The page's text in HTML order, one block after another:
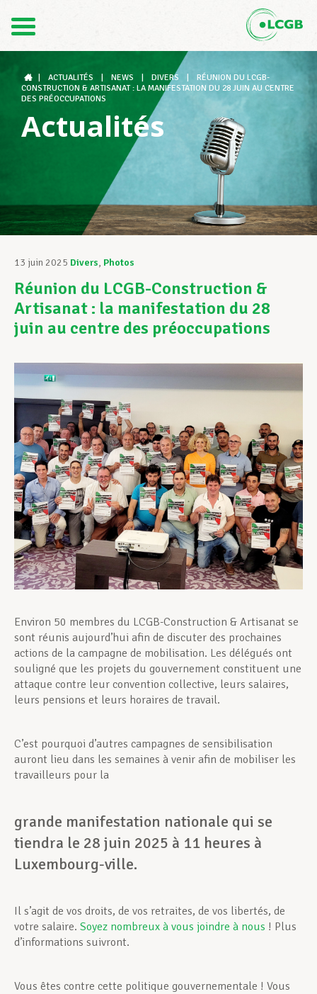
DE
Le LCGB
Structures syndicales
Assistance au Travail
Vos droits
Développement professionnel
Devenir Membre
Actualités
ACTUALITÉS NEWS DIVERS
RÉUNION DU LCGB-
CONSTRUCTION & ARTISANAT : LA MANIFESTATION DU 28 JUIN AU CENTRE
DES PRÉOCCUPATIONS
Actualités
13 juin 2025 Divers, Photos
Réunion du LCGB-Construction &
Artisanat : la manifestation du 28
juin au centre des préoccupations
Environ 50 membres du LCGB-Construction & Artisanat se
sont réunis aujourd’hui afin de discuter des prochaines
actions de la campagne de mobilisation. Les délégués ont
souligné que les projets du gouvernement constituent une
attaque contre leur convention collective, leurs salaires,
leurs pensions et leurs horaires de travail.
C’est pourquoi d’autres campagnes de sensibilisation
auront lieu dans les semaines à venir afin de mobiliser les
travailleurs pour la
grande manifestation nationale qui se
tiendra le 28 juin 2025 à 11 heures à
Luxembourg-ville.
Il s’agit de vos droits, de vos retraites, de vos libertés, de
votre salaire. Soyez nombreux à vous joindre à nous ! Plus
d’informations suivront.
Vous êtes contre cette politique gouvernementale ! Vous